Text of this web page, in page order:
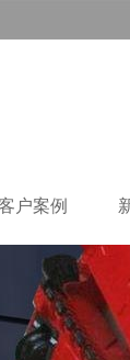
户案例